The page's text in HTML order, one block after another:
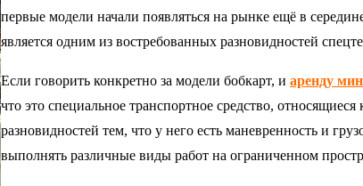
первые модели начали появляться на рынке ещё в
является одним из востребованных разновидностей
Если говорить конкретно за модели бобкарт, и аренду
что это специальное транспортное средство,
разновидностей тем, что у него есть маневренность и
выполнять различные виды работ на ограниченном